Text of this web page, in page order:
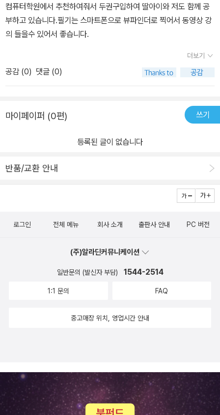
컴퓨터학원에서 추천하여줘서 두권구입하여 딸아이와 저도 함께 공
부하고 있습니다.필기는 스마트폰으로 뷰파인더로 찍어서 동영상 강
의 들을수 있어서 좋습니다.
더보기
공감 (0) 댓글 (0)
마이페이퍼 (0편) 쓰기
등록된 글이 없습니다
반품/교환 안내
로그인 전체 메뉴 회사 소개 출판사 안내 PC 버전
(주)알라딘커뮤니케이션
일반문의 (발신자 부담) 1544-2514
1:1 문의 FAQ
중고매장 위치, 영업시간 안내